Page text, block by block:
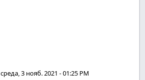
среда, 3 нояб. 2021 - 01:25 PM